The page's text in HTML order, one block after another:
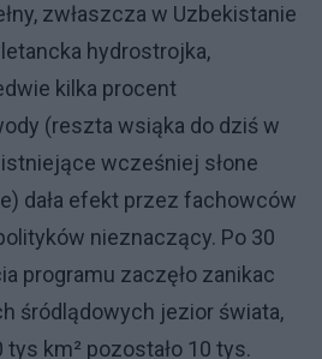
zwłaszcza w Uzbekistanie
hydrostrojka,
kilka procent
(reszta wsiąka do dziś w
wcześniej słone
dała efekt przez fachowców
nieznaczący. Po 30
programu zaczęło zanikac
śródlądowych jezior świata,
km² pozostało 10 tys.